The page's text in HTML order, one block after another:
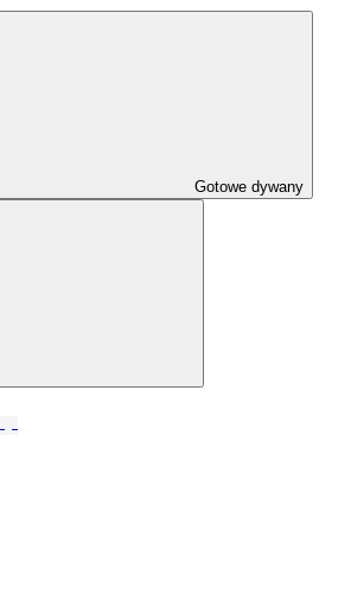
Gotowe dywany